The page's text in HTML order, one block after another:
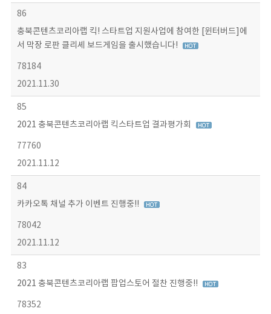
86
충북콘텐츠코리아랩 킥! 스타트업 지원사업에 참여한 [윈터버드]에
서 막장 로판 클리셰 보드게임을 출시했습니다!
78184
2021.11.30
85
2021 충북콘텐츠코리아랩 킥스타트업 결과평가회
77760
2021.11.12
84
카카오톡 채널 추가 이벤트 진행중!!
78042
2021.11.12
83
2021 충북콘텐츠코리아랩 팝업스토어 절찬 진행중!!
78352